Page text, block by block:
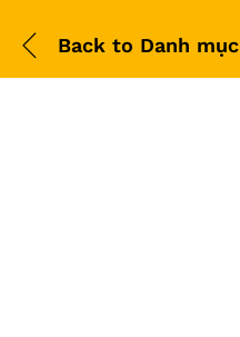
Back to Danh mục